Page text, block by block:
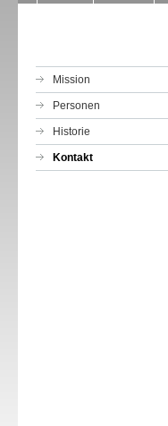
Mission
Personen
Historie
Kontakt